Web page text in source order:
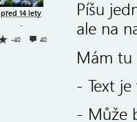
před 14 lety
-40 40
Píšu
ale na
Mám tu
- Text
- Může